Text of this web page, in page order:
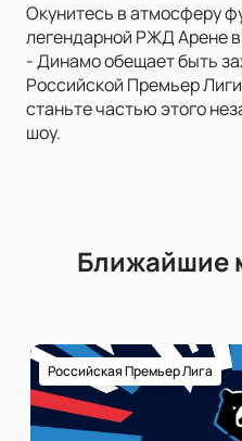
Окунитесь в атмосферу
легендарной РЖД Арене
- Динамо обещает быть
Российской Премьер
станьте частью этого
шоу.
Ближайшие
Российская Премьер Лига